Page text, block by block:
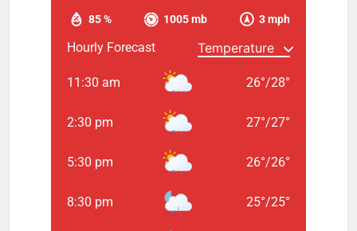
85 % 1005 mb 3 mph
Hourly Forecast
11:30 am 26°/28°
2:30 pm 27°/27°
5:30 pm 26°/26°
8:30 pm 25°/25°